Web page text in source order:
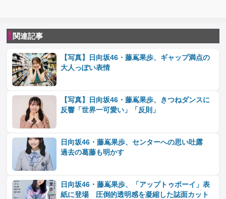
関連記事
【写真】日向坂46・藤嶌果歩、ギャップ満点の
大人っぽい表情
【写真】日向坂46・藤嶌果歩、きつねダンスに
反響「世界一可愛い」「反則」
日向坂46・藤嶌果歩、センターへの思い吐露
過去の葛藤も明かす
日向坂46・藤嶌果歩、「アップトゥボーイ」表
紙に登場 圧倒的透明感を凝縮した誌面カット